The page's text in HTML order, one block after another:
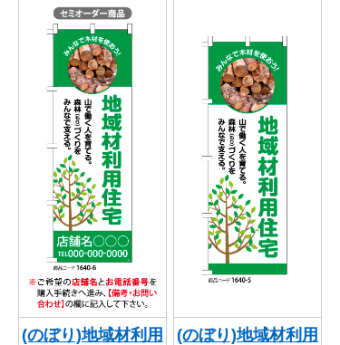
注目キーワード
チュクミ 韓国グルメ 駐車場 鍋
CATEGORY
飲食 住まい・暮らし
美容・健康 地域・観光
イベント・季節 不動産・建築
カルチャー・教養 娯楽
車・バイク関連
ご利用ガイド トップ
取り扱い商品一覧
既製デザイン商品注文方法
オリジナルオーダー注文方法
料金一覧
お届け納期と配送方法
お支払方法
初めての方へ
BEGINNER'S GUIDE
初めての方へ トップ
商品について
お客様の声
よくある質問
オリジナルオーダー制作事例
(のぼり)地域材利用
(のぼり)地域材利用